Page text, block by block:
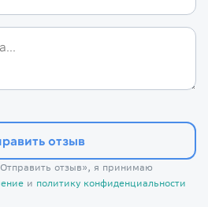
отзыв
отзыв», я принимаю
и политику конфиденциальности